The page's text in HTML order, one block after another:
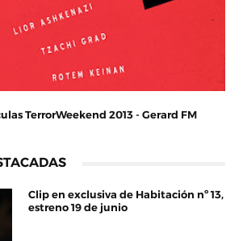
TerrorWeekend 2013 - Gerard FM
Clip en exclusiva de Habitación nº 13,
estreno 19 de junio